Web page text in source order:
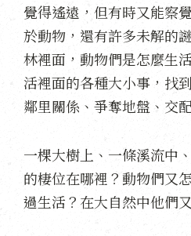
覺得遙遠，但有時又能察
於動物，還有許多未解的
林裡面，動物們是怎麼生
活裡面的各種大小事，找
鄰里關係、爭奪地盤、交
一棵大樹上、一條溪流中
的棲位在哪裡？動物們又
過生活？在大自然中他們